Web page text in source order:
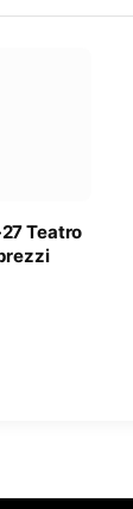
Teatro